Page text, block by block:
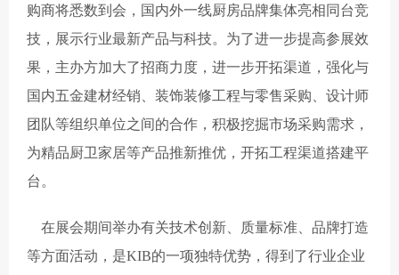
购商将悉数到会，国内外一线厨房品牌集体亮相同台竞
技，展示行业最新产品与科技。为了进一步提高参展效
果，主办方加大了招商力度，进一步开拓渠道，强化与
国内五金建材经销、装饰装修工程与零售采购、设计师
团队等组织单位之间的合作，积极挖掘市场采购需求，
为精品厨卫家居等产品推新推优，开拓工程渠道搭建平
台。
在展会期间举办有关技术创新、质量标准、品牌打造
等方面活动，是KIB的一项独特优势，得到了行业企业